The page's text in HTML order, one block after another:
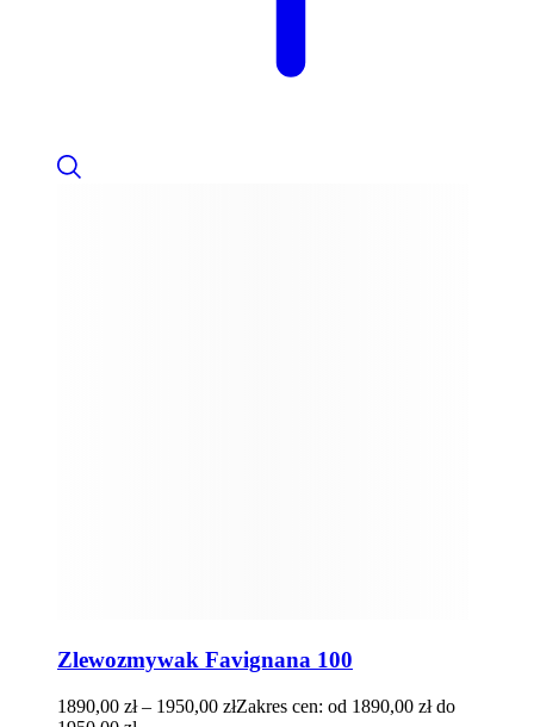
Zlewozmywak Favignana 100
1890,00 zł – 1950,00 złZakres cen: od 1890,00 zł do